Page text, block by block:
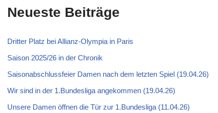
Neueste Beiträge
Dritter Platz bei Allianz-Olympia in Paris
Saison 2025/26 in der Chronik
Saisonabschlussfeier Damen nach dem letzten Spiel (19.04.26)
Wir sind in der 1.Bundesliga angekommen (19.04.26)
Unsere Damen öffnen die Tür zur 1.Bundesliga (11.04.26)